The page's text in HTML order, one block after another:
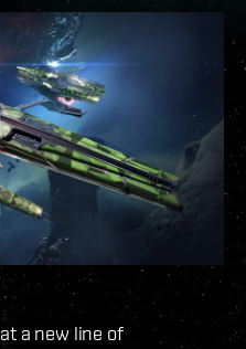
a new line of